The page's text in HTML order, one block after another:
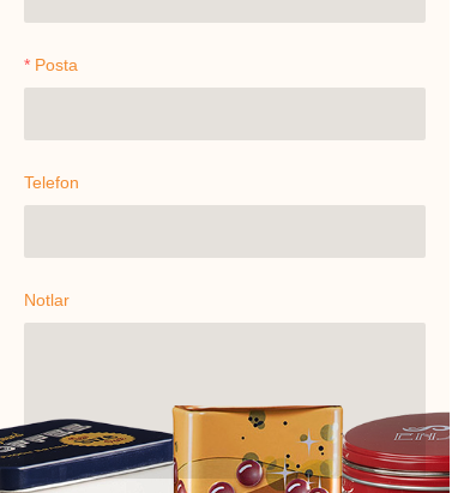
Posta
Telefon
Notlar